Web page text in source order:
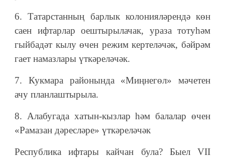
6. Татарстанның барлык колонияләрендә көн
саен ифтарлар оештырылачак, ураза тотуһәм
гыйбадәт кылу өчен режим кертеләчәк, бәйрәм
гает намазлары үткәреләчәк.
7. Кукмара районында «Миңнегөл» мәчетен
ачу планлаштырыла.
8. Алабугада хатын-кызлар һәм балалар өчен
«Рамазан дәресләре» үткәреләчәк
Республика ифтары кайчан була? Быел VII